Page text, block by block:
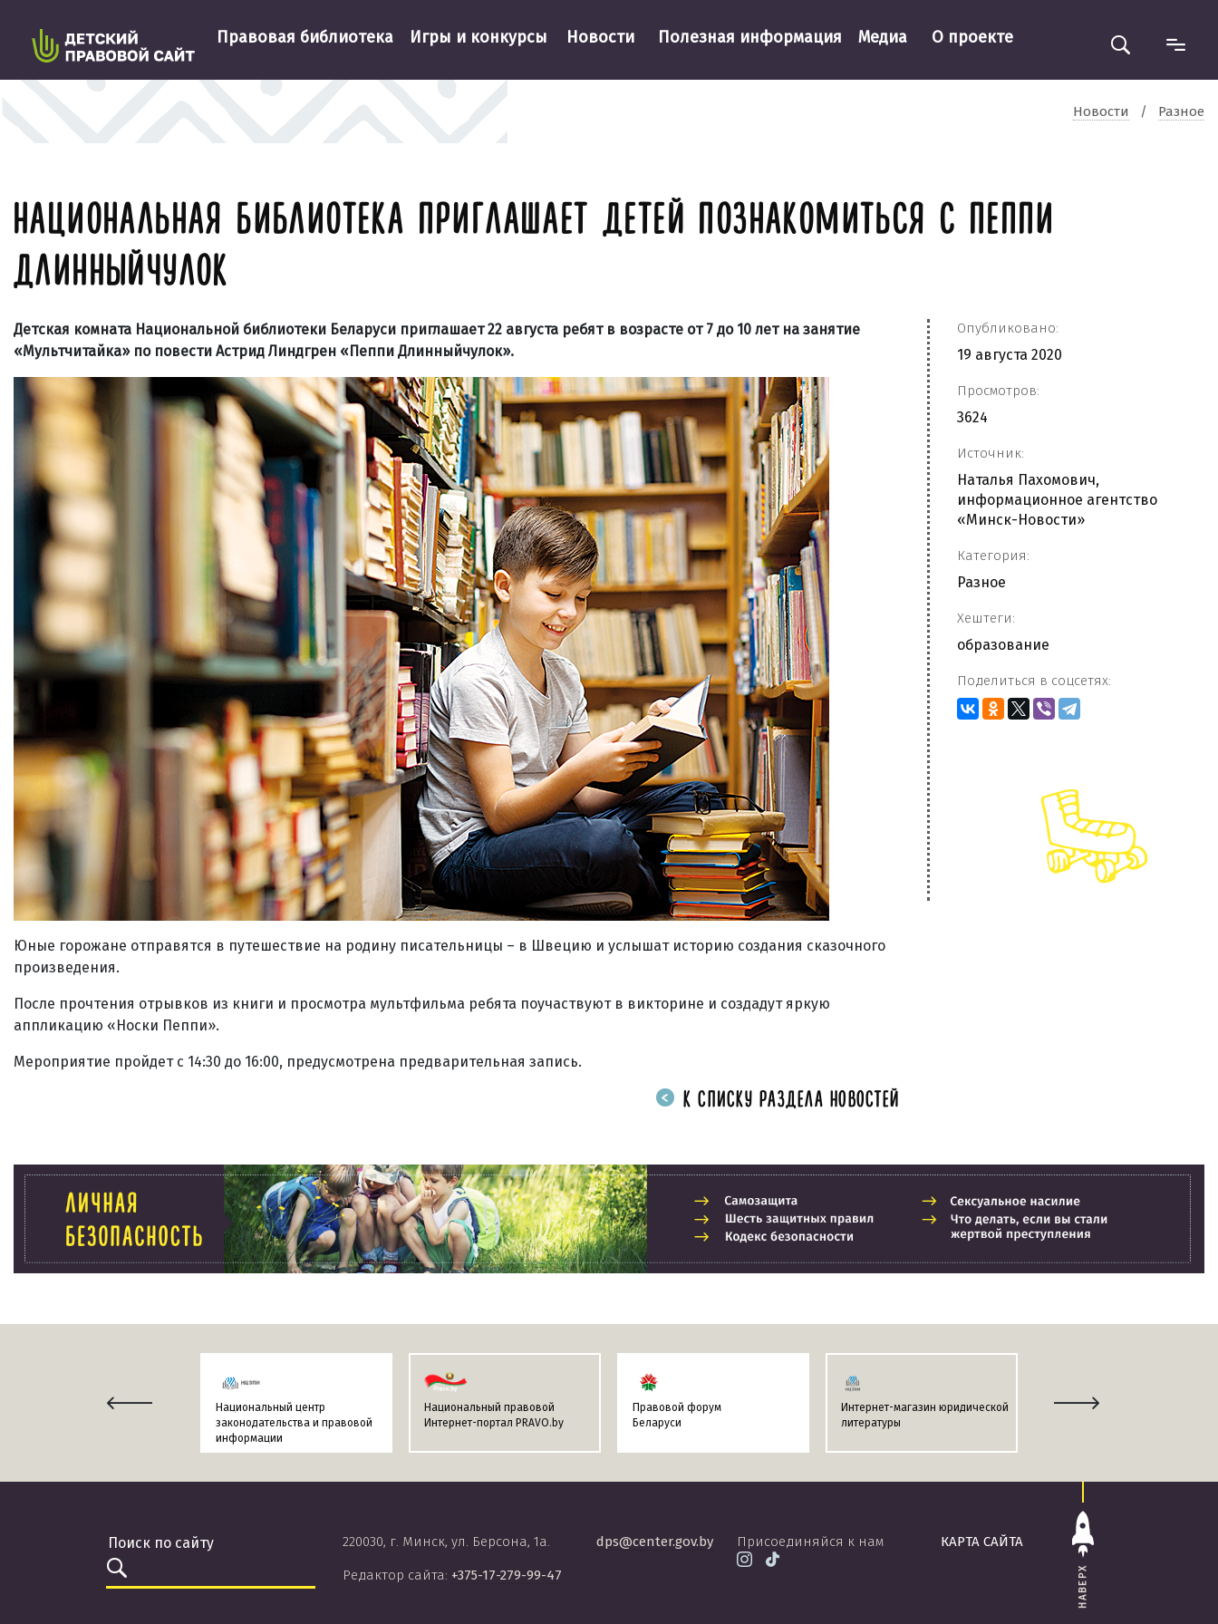
Правовая библиотека Игры и конкурсы Новости Полезная информация Медиа О проекте
Новости / Разное
НАЦИОНАЛЬНАЯ БИБЛИОТЕКА ПРИГЛАШАЕТ ДЕТЕЙ ПОЗНАКОМИТЬСЯ С ПЕППИ
ДЛИННЫЙЧУЛОК
Детская комната Национальной библиотеки Беларуси приглашает 22 августа ребят в возрасте от 7 до 10 лет на занятие
«Мультчитайка» по повести Астрид Линдгрен «Пеппи Длинныйчулок».
Юные горожане отправятся в путешествие на родину писательницы – в Швецию и услышат историю создания сказочного
произведения.
После прочтения отрывков из книги и просмотра мультфильма ребята поучаствуют в викторине и создадут яркую
аппликацию «Носки Пеппи».
Мероприятие пройдет с 14:30 до 16:00, предусмотрена предварительная запись.
Опубликовано:
19 августа 2020
Просмотров:
3624
Источник:
Наталья Пахомович,
информационное агентство
«Минск-Новости»
Категория:
Разное
Хештеги:
образование
Поделиться в соцсетях:
К СПИСКУ РАЗДЕЛА НОВОСТЕЙ
Национальный центр
законодательства и правовой
информации
Национальный правовой
Интернет-портал PRAVO.by
Правовой форум
Беларуси
Интернет-магазин юридической
литературы
Информационно-поисковая
НАВЕРХ
КАРТА САЙТА
220030, г. Минск, ул. Берсона, 1а.
Редактор сайта: +375-17-279-99-47
dps@center.gov.by Присоединяйся к нам